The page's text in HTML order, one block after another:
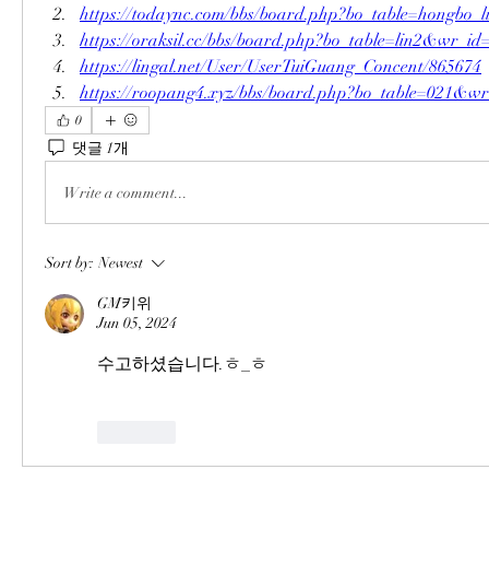
https://todaync.com/bbs/
https://oraksil.cc/bbs/
https://lingal.net/User/UserTuiGuang_Concent/865674
https://roopang4.xyz/bbs/
0
댓글 1개
Write a comment...
Sort by: Newest
GM키위
Jun 05, 2024
수고하셨습니다.ㅎ_ㅎ